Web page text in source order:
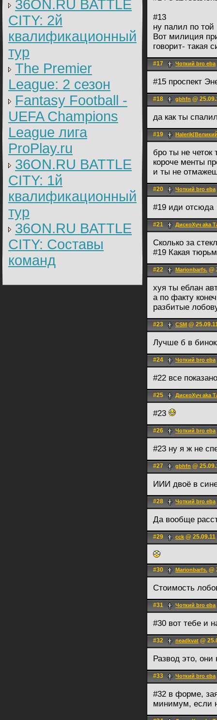
36ON.RU BATTLE
CITY: 2й
квалификационный
тур
The Premier
League: 2 cезон
Fantasy Football -
UEFA Champions
League лига
ProPlay.ru
36ON.RU BATTLE
CITY: 1й
квалификационный
тур
36ON.RU BATTLE
CITY: Составы
команд
#13
ну палил по той
Вот милиция
говорит- такая
#17 Чоткий bro eba
#15 проспект
#18 gbhfn @
да как ты
#19
бро ты не четок
короче менты
и ты не
#20 Чоткий bro eba
#19 иди отсюда
#21 ДискоХуч aka
Сколько за
#19 Какая
#22 Marionbarfs. @
хуя ты еблан
а по факту
разбитые
#23 CSM @
Лучше б в
#24 Чоткий bro eba
#22 все показано
#25 ДискоХуч aka
#23
#26 Чоткий bro eba
#23 ну я ж не
#27 gbhfn @
ИИИ двоё в
#28 Чоткий bro eba
Да вообще
#29 cck @
#30 Marionbarfs. @
Стоимость
#31 Чоткий bro eba
#30 вот тебе и
#32 neadkvat @
Развод это,
#33 Чоткий bro eba
#32 в форме,
минимум, если